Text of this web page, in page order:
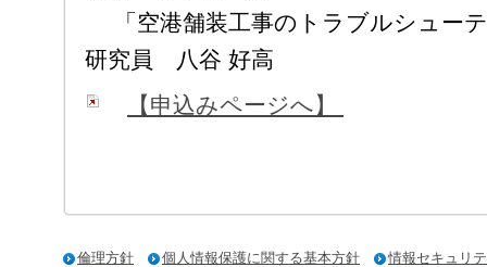
「空港舗装工事のトラブルシュー
研究員 八谷 好高
【申込みページへ】
倫理方針 個人情報保護に関する基本方針 情報セキュリ